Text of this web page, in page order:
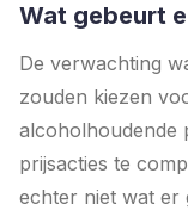
Wat gebeurt
De verwachting
zouden kiezen
alcoholhoudende
prijsacties te
echter niet wat er